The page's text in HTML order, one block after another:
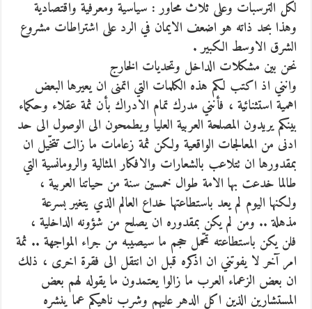
لكل الترسبات وعلى ثلاث محاور : سياسية ومعرفية واقتصادية
وهذا بحد ذاته هو اضعف الايمان في الرد على اشتراطات مشروع
الشرق الاوسط الكبير .
نحن بين مشكلات الداخل وتحديات الخارج
وانني اذ اكتب لكم هذه الكلمات التي اتمنى ان يعيرها البعض
اهمية استثنائية ، فأنني مدرك تمام الادراك بأن ثمة عقلاء وحكماء
بينكم يريدون المصلحة العربية العليا ويطمحون الى الوصول الى حد
ادنى من المعالجات الواقعية ولكن ثمة زعامات ما زالت تتخّيل ان
بمقدورها ان تتلاعب بالشعارات والافكار المثالية والرومانسية التي
طالما خدعت بها الامة طوال خمسين سنة من حياتنا العربية ،
ولكنها اليوم لم يعد باستطاعتها خداع العالم الذي يتغير بسرعة
مذهلة .. ومن لم يكن بمقدوره ان يصلح من شؤونه الداخلية ،
فلن يكن باستطاعته تحّمل حجم ما سيصيبه من جراء المواجهة .. ثمة
امر آخر لا يفوتني ان اذكره قبل ان انتقل الى فقرة اخرى ، ذلك
ان بعض الزعماء العرب ما زالوا يعتمدون ما يقوله لهم بعض
المستشارين الذين اكل الدهر عليهم وشرب ناهيكم عما ينشره